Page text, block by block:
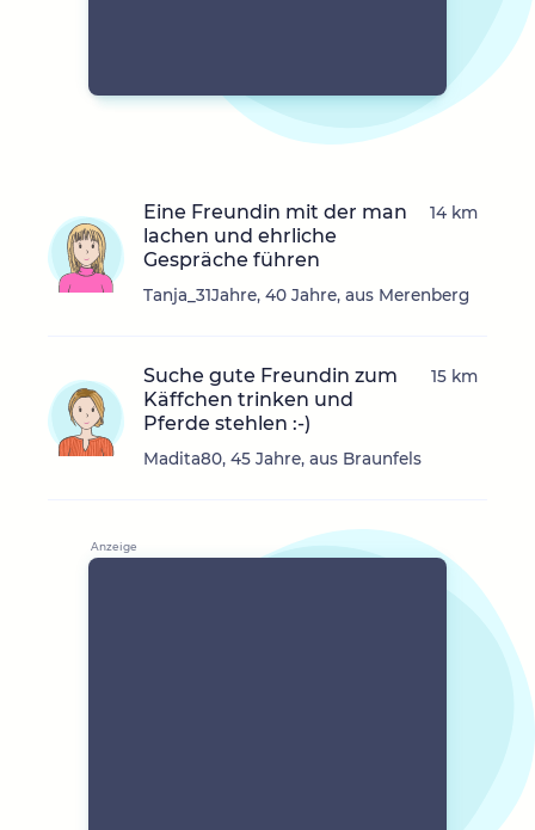
Eine Freundin mit der man
lachen und ehrliche
Gespräche führen
Tanja_31Jahre, 40 Jahre, aus Merenberg
14 km
Suche gute Freundin zum
Käffchen trinken und
Pferde stehlen :-)
Madita80, 45 Jahre, aus Braunfels
15 km